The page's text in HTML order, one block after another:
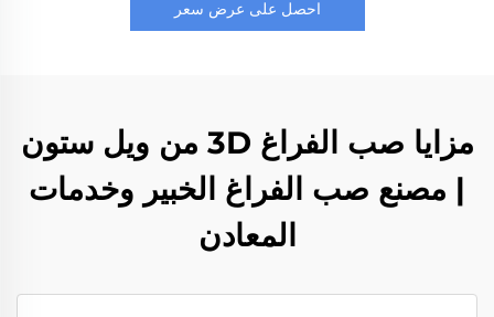
احصل على عرض سعر
مزايا صب الفراغ 3D من ويل ستون
| مصنع صب الفراغ الخبير وخدمات
المعادن